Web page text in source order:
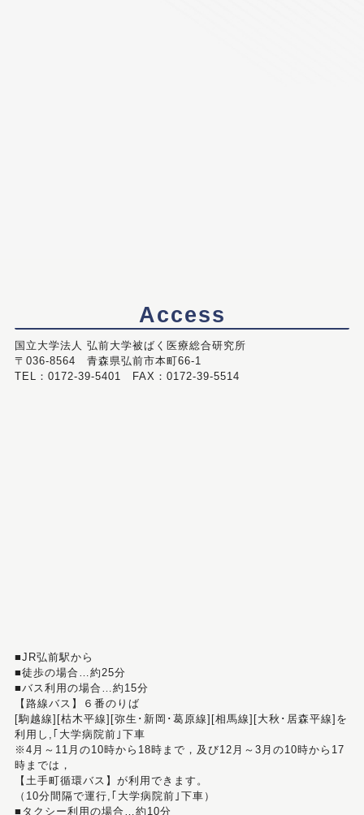
Access
国立大学法人 弘前大学被ばく医療総合研究所
〒036-8564 青森県弘前市本町66-1
TEL：0172-39-5401 FAX：0172-39-5514
■JR弘前駅から
■徒歩の場合…約25分
■バス利用の場合…約15分
【路線バス】６番のりば
[駒越線][枯木平線][弥生･新岡･葛原線][相馬線][大秋･居森平線]を
利用し,｢大学病院前｣下車
※4月～11月の10時から18時まで，及び12月～3月の10時から17
時までは，
【土手町循環バス】が利用できます。
（10分間隔で運行,｢大学病院前｣下車）
■タクシー利用の場合…約10分